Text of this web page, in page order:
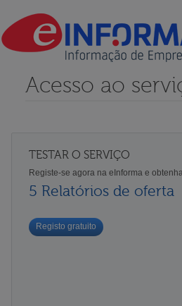
Acesso ao
TESTAR O SERVIÇO
Registe-se agora na eInforma e
5 Relatórios de oferta
Registo gratuito